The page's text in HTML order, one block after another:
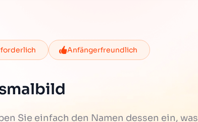
Anfängerfreundlich
Sie einfach den Namen dessen ein, was